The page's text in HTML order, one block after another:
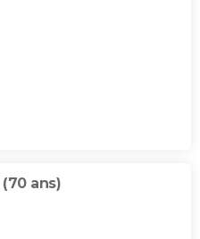
(70 ans)